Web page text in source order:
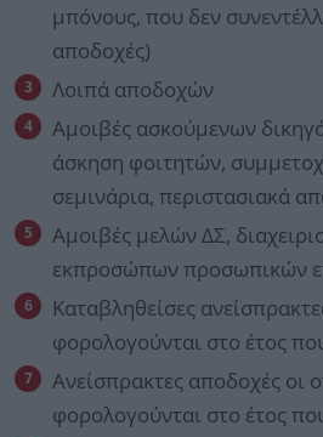
μπόνους, που δεν
αποδοχές)
Λοιπά αποδοχών
Αμοιβές ασκούμενων
άσκηση φοιτητών,
σεμινάρια, περιστασιακά
Αμοιβές μελών ΔΣ,
εκπροσώπων προσωπικών
Καταβληθείσες
φορολογούνται στο έτος
Ανείσπρακτες αποδοχές οι
φορολογούνται στο έτος